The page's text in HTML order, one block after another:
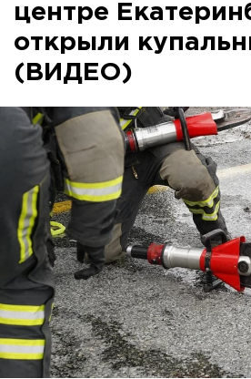
центре
открыли
(ВИДЕО)